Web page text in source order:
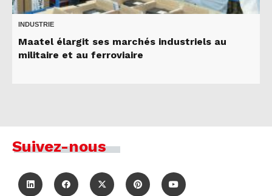
INDUSTRIE
Maatel élargit ses marchés industriels au
militaire et au ferroviaire
Suivez-nous